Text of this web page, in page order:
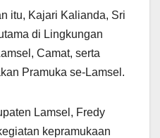
itu, Kajari Kalianda, Sri
di Lingkungan
Camat, serta
Pramuka se-Lamsel.
Lamsel, Fredy
kepramukaan